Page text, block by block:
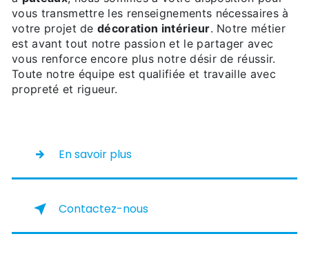
vous transmettre les renseignements nécessaires à
votre projet dedécoration intérieur. Notre métier
est avant tout notre passion et le partager avec
vous renforce encore plus notre désir de réussir.
Toute notre équipe est qualifiée et travaille avec
propreté et rigueur.
En savoir plus
Contactez-nous